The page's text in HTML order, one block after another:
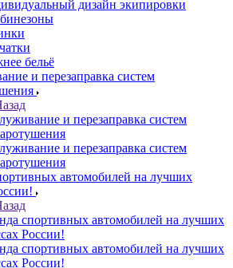
дизайн экипировки
бельё
и перезаправка систем
и перезаправка систем
и перезаправка систем
автомобилей на лучших
спортивных автомобилей на лучших
России!
спортивных автомобилей на лучших
России!